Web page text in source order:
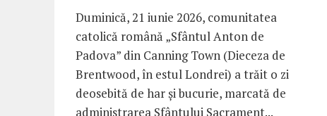
Duminică, 21 iunie 2026, comunitatea
catolică română „Sfântul Anton de
Padova” din Canning Town (Dieceza de
Brentwood, în estul Londrei) a trăit o zi
deosebită de har și bucurie, marcată de
administrarea Sfântului Sacrament...